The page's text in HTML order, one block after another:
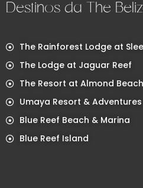
Destinos da The
The Rainforest Lodge at
The Lodge at Jaguar Reef
The Resort at Almond Beach
Umaya Resort & Adventures
Blue Reef Beach & Marina
Blue Reef Island